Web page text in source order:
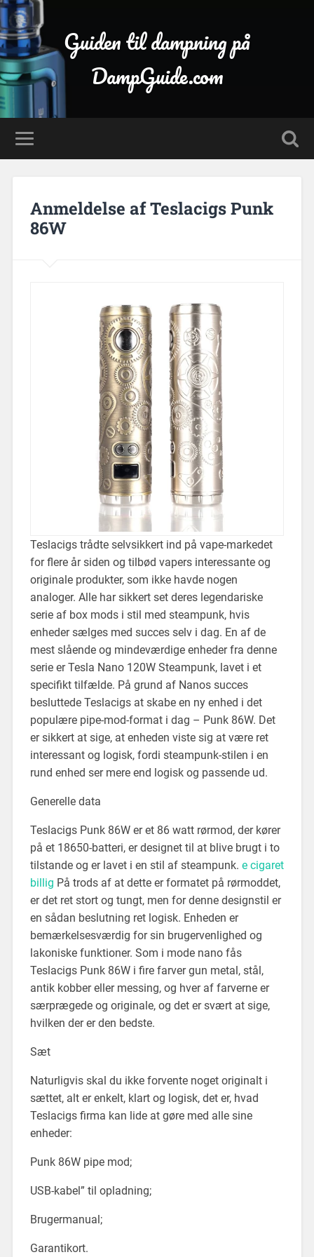
Guiden til dampning på
DampGuide.com
Anmeldelse af Teslacigs Punk
86W
Teslacigs trådte selvsikkert ind på vape-markedet
for flere år siden og tilbød vapers interessante og
originale produkter, som ikke havde nogen
analoger. Alle har sikkert set deres legendariske
serie af box mods i stil med steampunk, hvis
enheder sælges med succes selv i dag. En af de
mest slående og mindeværdige enheder fra denne
serie er Tesla Nano 120W Steampunk, lavet i et
specifikt tilfælde. På grund af Nanos succes
besluttede Teslacigs at skabe en ny enhed i det
populære pipe-mod-format i dag – Punk 86W. Det
er sikkert at sige, at enheden viste sig at være ret
interessant og logisk, fordi steampunk-stilen i en
rund enhed ser mere end logisk og passende ud.
Generelle data
Teslacigs Punk 86W er et 86 watt rørmod, der kører
på et 18650-batteri, er designet til at blive brugt i to
tilstande og er lavet i en stil af steampunk. e cigaret
billig På trods af at dette er formatet på rørmoddet,
er det ret stort og tungt, men for denne designstil er
en sådan beslutning ret logisk. Enheden er
bemærkelsesværdig for sin brugervenlighed og
lakoniske funktioner. Som i mode nano fås
Teslacigs Punk 86W i fire farver gun metal, stål,
antik kobber eller messing, og hver af farverne er
særprægede og originale, og det er svært at sige,
hvilken der er den bedste.
Sæt
Naturligvis skal du ikke forvente noget originalt i
sættet, alt er enkelt, klart og logisk, det er, hvad
Teslacigs firma kan lide at gøre med alle sine
enheder:
Punk 86W pipe mod;
USB-kabel” til opladning;
Brugermanual;
Garantikort.